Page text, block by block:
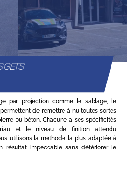
GETS
par projection comme le sablage, le
de remettre à nu toutes sortes
ou béton. Chacune a ses spécificités
et le niveau de finition attendu
utilisons la méthode la plus adaptée à
résultat impeccable sans détériorer le